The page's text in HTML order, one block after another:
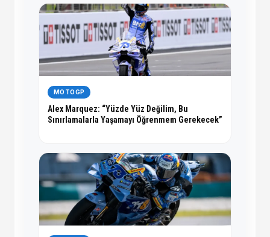
MOTOGP
Alex Marquez: “Yüzde Yüz Değilim, Bu
Sınırlamalarla Yaşamayı Öğrenmem Gerekecek”